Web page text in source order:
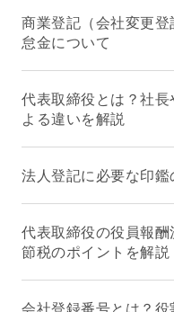
商業登記（会社変更
怠金について
代表取締役とは？社
よる違いを解説
法人登記に必要な印鑑
代表取締役の役員報
節税のポイントを解説
会社登録番号とは？